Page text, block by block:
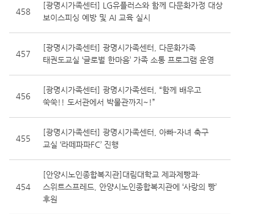
458
[광명시가족센터] LG유플러스와 함께 다문화가정 대상
보이스피싱 예방 및 AI 교육 실시
457
[광명시가족센터] 광명시가족센터, 다문화가족
태권도교실 ‘글로벌 한마음’ 가족 소통 프로그램 운영
456
[광명시가족센터] 광명시가족센터, “함께 배우고
쑥쑥!! 도서관에서 박물관까지~!”
455
[광명시가족센터] 광명시가족센터, 아빠-자녀 축구
교실 ‘라떼파파FC’ 진행
454
[안양시노인종합복지관]대림대학교 제과제빵과·
스위트스프레드, 안양시노인종합복지관에 ‘사랑의 빵’
후원